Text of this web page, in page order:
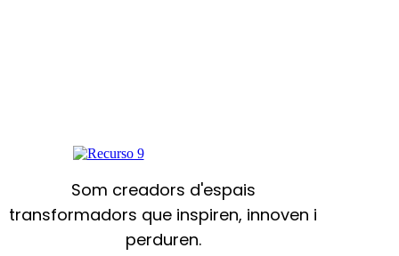
Som creadors d'espais
transformadors que inspiren, innoven i
perduren.